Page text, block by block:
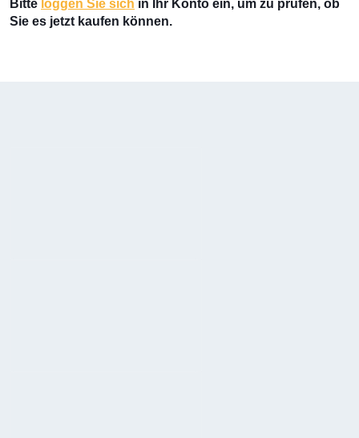
Bitte loggen Sie sich in Ihr Konto ein, um zu prüfen, ob
Sie es jetzt kaufen können.